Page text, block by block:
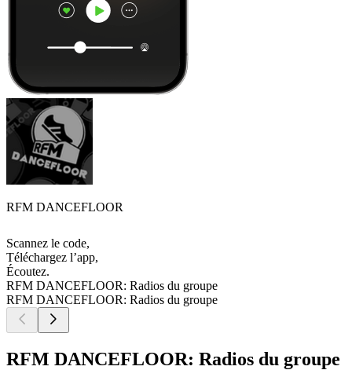
RFM DANCEFLOOR
Scannez le code,
Téléchargez l’app,
Écoutez.
RFM DANCEFLOOR: Radios du groupe
RFM DANCEFLOOR: Radios du groupe
RFM DANCEFLOOR: Radios du groupe